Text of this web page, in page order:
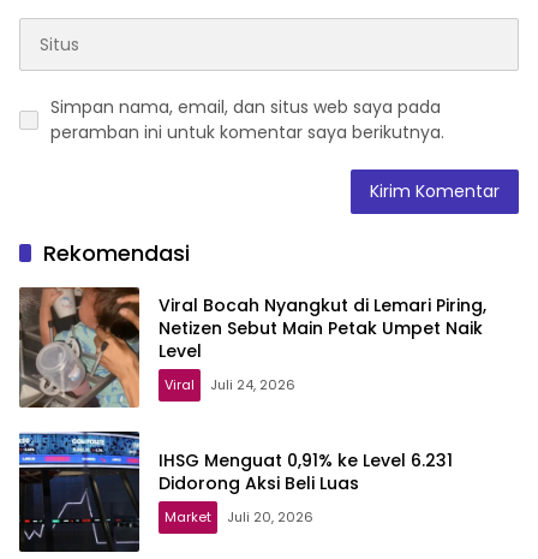
Simpan nama, email, dan situs web saya pada
peramban ini untuk komentar saya berikutnya.
Rekomendasi
Viral Bocah Nyangkut di Lemari Piring,
Netizen Sebut Main Petak Umpet Naik
Level
Viral Juli 24, 2026
IHSG Menguat 0,91% ke Level 6.231
Didorong Aksi Beli Luas
Market Juli 20, 2026